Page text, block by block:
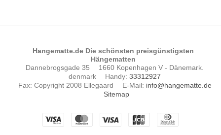
Hangematte.de Die schönsten preisgünstigsten
Hängematten
Dannebrogsgade 35
1660 Kopenhagen V - Dänemark.
denmark
Handy: 33312927
Fax: Copyright 2008 Ellegaard E-Mail: info@hangematte.de
Sitemap